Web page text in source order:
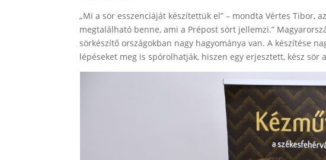
„Mi a sör esszenciáját készítettük el” – mondta Vértes Tibor,
megtalálható benne, ami a Prépost sört jellemzi.”
sörkészítő országokban nagy hagyománya van. A készítése
lépéseket meg is spórolhatják, hiszen egy erjesztett, kész sör